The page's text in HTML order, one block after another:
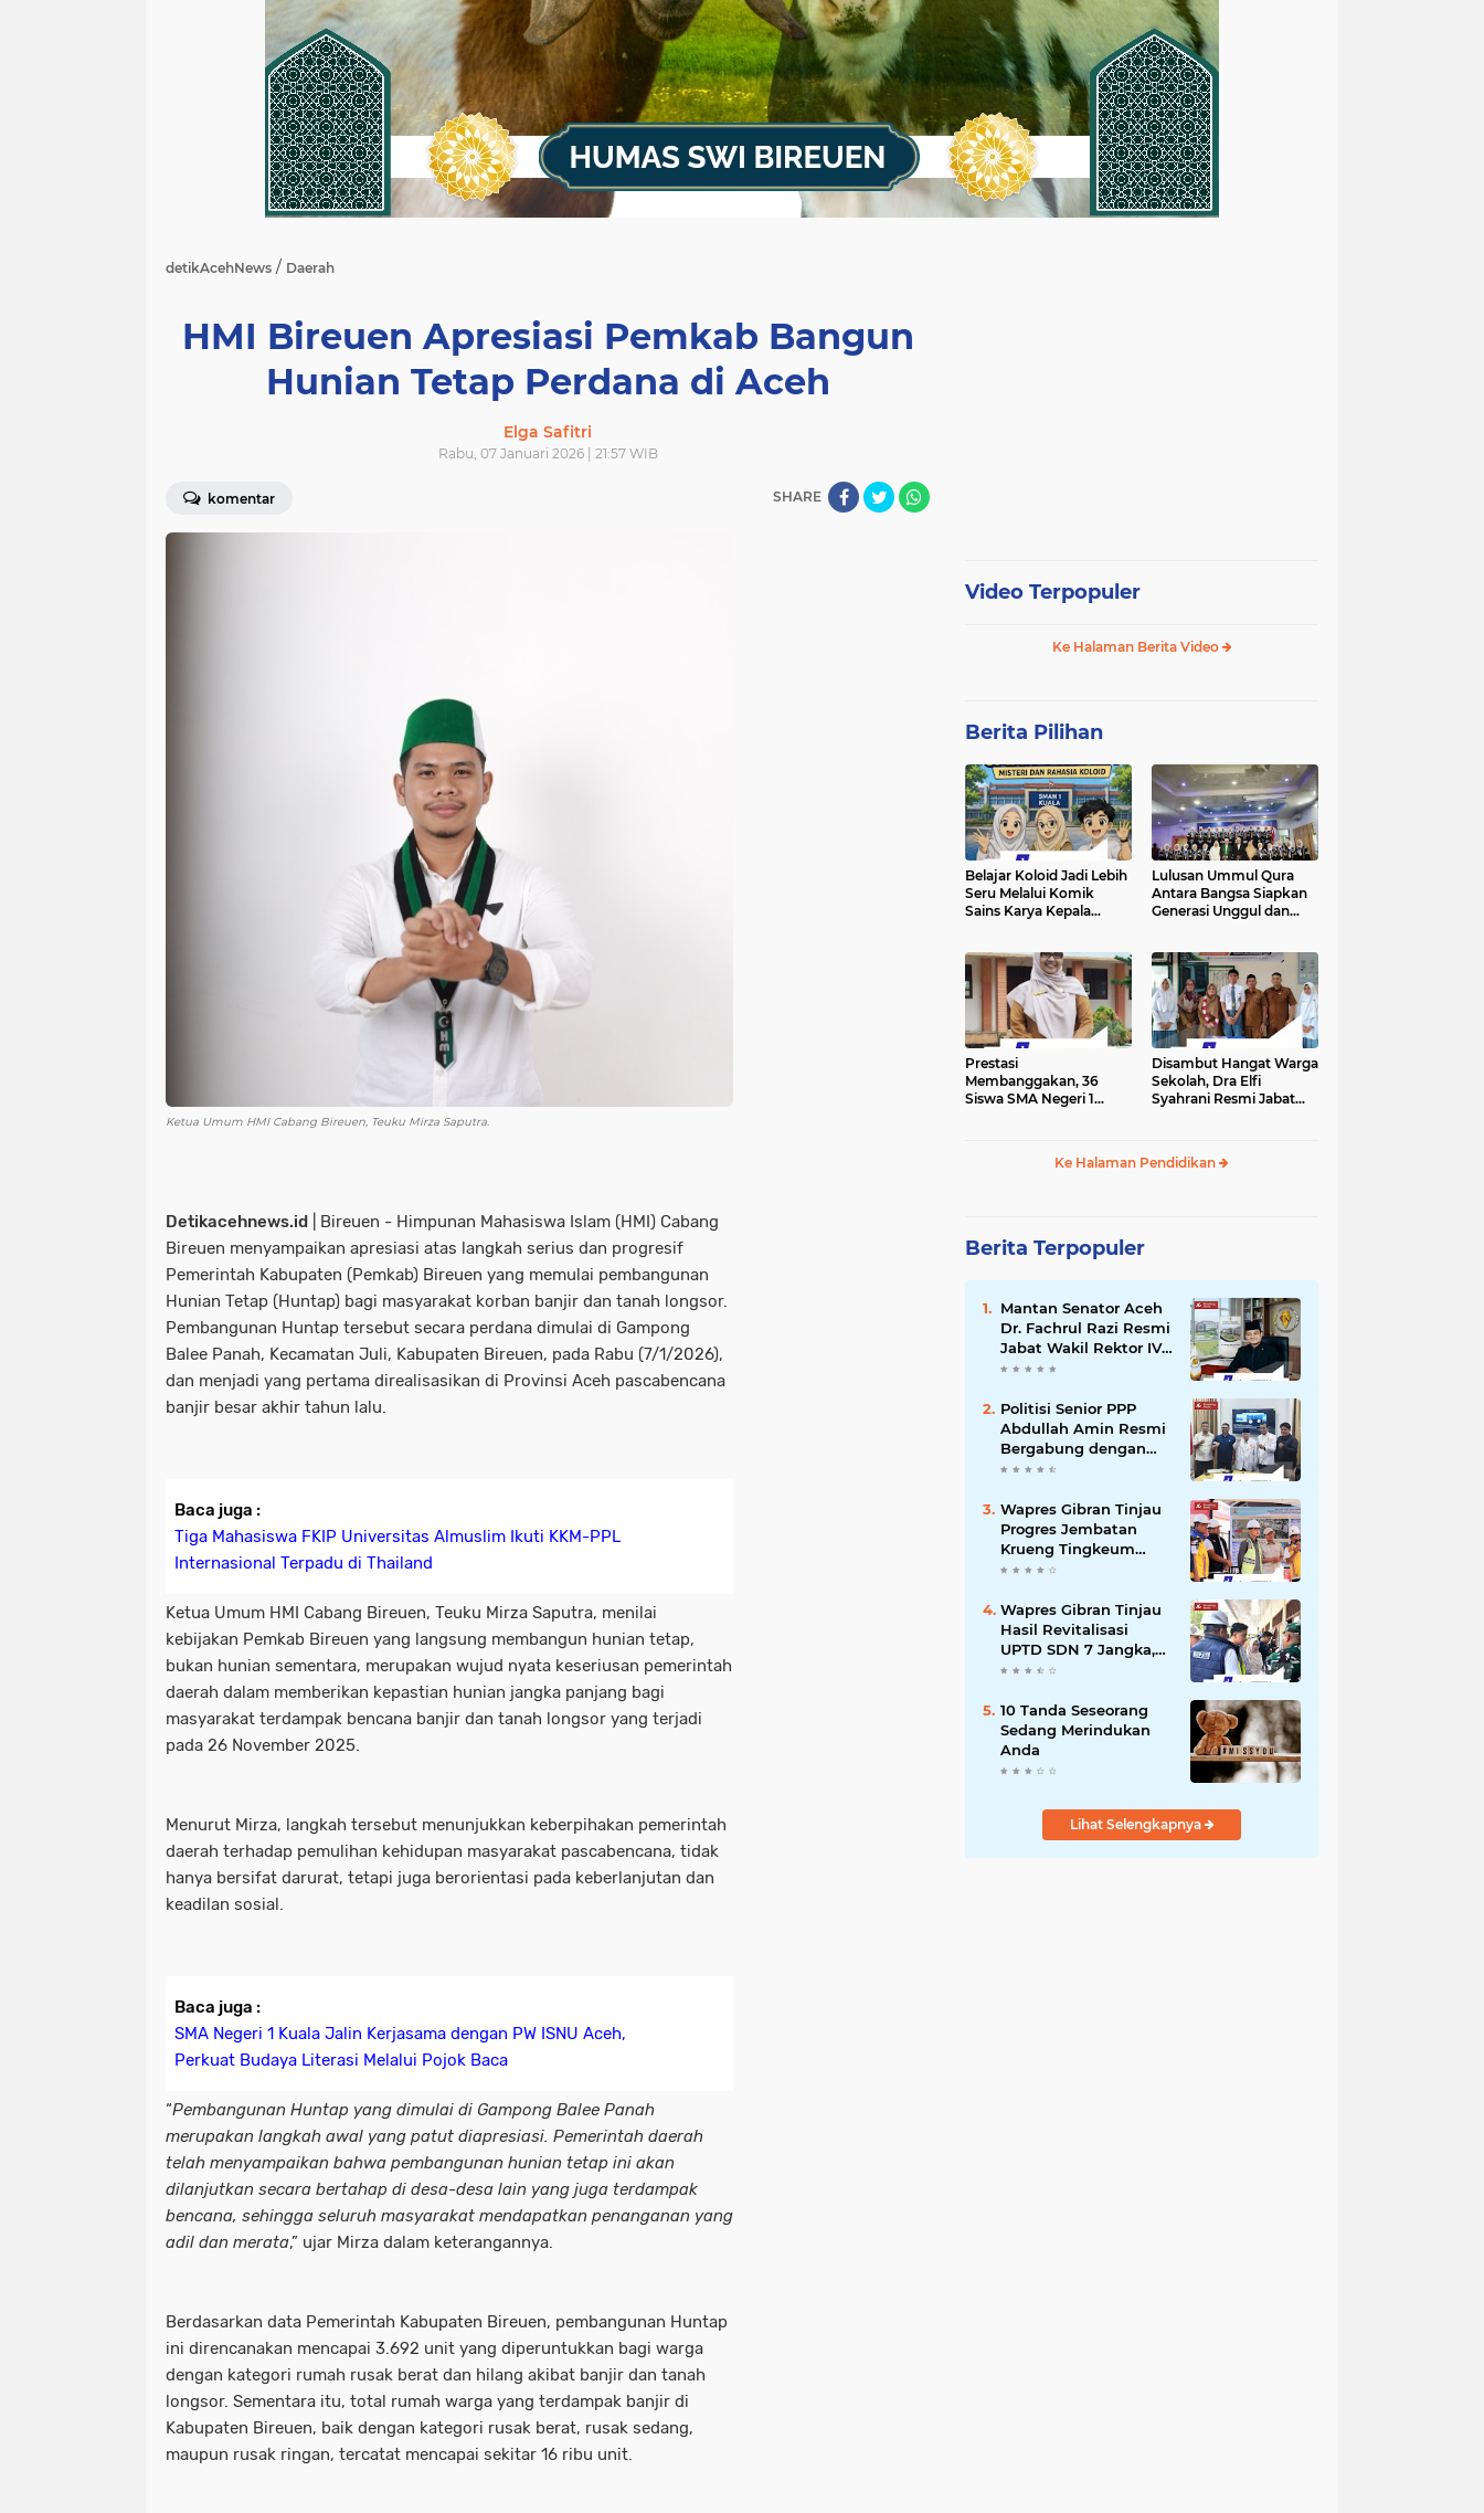
detikAcehNews / Daerah
HMI Bireuen Apresiasi Pemkab Bangun
Hunian Tetap Perdana di Aceh
Elga Safitri
Rabu, 07 Januari 2026 | 21:57 WIB
komentar SHARE
Ketua Umum HMI Cabang Bireuen, Teuku Mirza Saputra.
Detikacehnews.id | Bireuen - Himpunan Mahasiswa Islam (HMI) Cabang
Bireuen menyampaikan apresiasi atas langkah serius dan progresif
Pemerintah Kabupaten (Pemkab) Bireuen yang memulai pembangunan
Hunian Tetap (Huntap) bagi masyarakat korban banjir dan tanah longsor.
Pembangunan Huntap tersebut secara perdana dimulai di Gampong
Balee Panah, Kecamatan Juli, Kabupaten Bireuen, pada Rabu (7/1/2026),
dan menjadi yang pertama direalisasikan di Provinsi Aceh pascabencana
banjir besar akhir tahun lalu.
Baca juga :
Tiga Mahasiswa FKIP Universitas Almuslim Ikuti KKM-PPL
Internasional Terpadu di Thailand
Ketua Umum HMI Cabang Bireuen, Teuku Mirza Saputra, menilai
kebijakan Pemkab Bireuen yang langsung membangun hunian tetap,
bukan hunian sementara, merupakan wujud nyata keseriusan pemerintah
daerah dalam memberikan kepastian hunian jangka panjang bagi
masyarakat terdampak bencana banjir dan tanah longsor yang terjadi
pada 26 November 2025.
Menurut Mirza, langkah tersebut menunjukkan keberpihakan pemerintah
daerah terhadap pemulihan kehidupan masyarakat pascabencana, tidak
hanya bersifat darurat, tetapi juga berorientasi pada keberlanjutan dan
keadilan sosial.
Baca juga :
SMA Negeri 1 Kuala Jalin Kerjasama dengan PW ISNU Aceh,
Perkuat Budaya Literasi Melalui Pojok Baca
“Pembangunan Huntap yang dimulai di Gampong Balee Panah
merupakan langkah awal yang patut diapresiasi. Pemerintah daerah
telah menyampaikan bahwa pembangunan hunian tetap ini akan
dilanjutkan secara bertahap di desa-desa lain yang juga terdampak
bencana, sehingga seluruh masyarakat mendapatkan penanganan yang
adil dan merata,” ujar Mirza dalam keterangannya.
Berdasarkan data Pemerintah Kabupaten Bireuen, pembangunan Huntap
ini direncanakan mencapai 3.692 unit yang diperuntukkan bagi warga
dengan kategori rumah rusak berat dan hilang akibat banjir dan tanah
longsor. Sementara itu, total rumah warga yang terdampak banjir di
Kabupaten Bireuen, baik dengan kategori rusak berat, rusak sedang,
maupun rusak ringan, tercatat mencapai sekitar 16 ribu unit.
Video Terpopuler
Ke Halaman Berita Video
Berita Pilihan
Belajar Koloid Jadi Lebih
Seru Melalui Komik
Sains Karya Kepala
Lulusan Ummul Qura
Antara Bangsa Siapkan
Generasi Unggul dan
Prestasi
Membanggakan, 36
Siswa SMA Negeri 1
Disambut Hangat Warga
Sekolah, Dra Elfi
Syahrani Resmi Jabat
Ke Halaman Pendidikan
Berita Terpopuler
Mantan Senator Aceh
Dr. Fachrul Razi Resmi
Jabat Wakil Rektor IV
Universitas Kartamulia
Politisi Senior PPP
Abdullah Amin Resmi
Bergabung dengan
PKS Bireuen
Wapres Gibran Tinjau
Progres Jembatan
Krueng Tingkeum
Kuta Blang
Wapres Gibran Tinjau
Hasil Revitalisasi
UPTD SDN 7 Jangka,
Pastikan Pemulihan
Pascabencana
Berjalan Optimal
10 Tanda Seseorang
Sedang Merindukan
Anda
Lihat Selengkapnya